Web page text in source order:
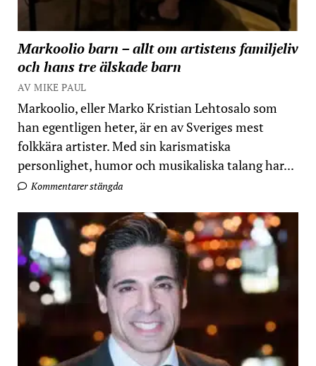
Markoolio barn – allt om artistens familjeliv
och hans tre älskade barn
AV MIKE PAUL
Markoolio, eller Marko Kristian Lehtosalo som
han egentligen heter, är en av Sveriges mest
folkkära artister. Med sin karismatiska
personlighet, humor och musikaliska talang har...
Kommentarer stängda